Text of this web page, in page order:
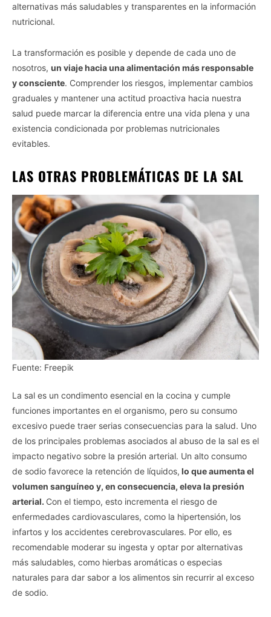
alternativas más saludables y transparentes en la información
nutricional.
La transformación es posible y depende de cada uno de
nosotros, un viaje hacia una alimentación más responsable
y consciente. Comprender los riesgos, implementar cambios
graduales y mantener una actitud proactiva hacia nuestra
salud puede marcar la diferencia entre una vida plena y una
existencia condicionada por problemas nutricionales
evitables.
LAS OTRAS PROBLEMÁTICAS DE LA SAL
Fuente: Freepik
La sal es un condimento esencial en la cocina y cumple
funciones importantes en el organismo, pero su consumo
excesivo puede traer serias consecuencias para la salud. Uno
de los principales problemas asociados al abuso de la sal es el
impacto negativo sobre la presión arterial. Un alto consumo
de sodio favorece la retención de líquidos, lo que aumenta el
volumen sanguíneo y, en consecuencia, eleva la presión
arterial. Con el tiempo, esto incrementa el riesgo de
enfermedades cardiovasculares, como la hipertensión, los
infartos y los accidentes cerebrovasculares. Por ello, es
recomendable moderar su ingesta y optar por alternativas
más saludables, como hierbas aromáticas o especias
naturales para dar sabor a los alimentos sin recurrir al exceso
de sodio.